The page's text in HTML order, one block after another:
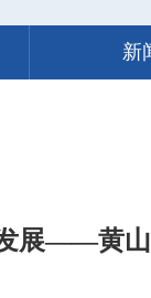
新
展——黄